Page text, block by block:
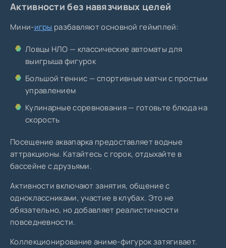
Активности без навязчивых целей
Мини-игры разбавляют основной геймплей:
Ловцы НЛО — классические автоматы для
выигрыша фигурок
Большой теннис — спортивные матчи с простым
управлением
Кулинарные соревнования — готовьте блюда на
скорость
Посещение аквапарка предоставляет водные
аттракционы. Катайтесь с горок, отдыхайте в
бассейне с друзьями.
Активности включают занятия, общение с
одноклассниками, участие в клубах. Это не
обязательно, но добавляет реалистичности
повседневности.
Коллекционирование аниме-фигурок затягивает.